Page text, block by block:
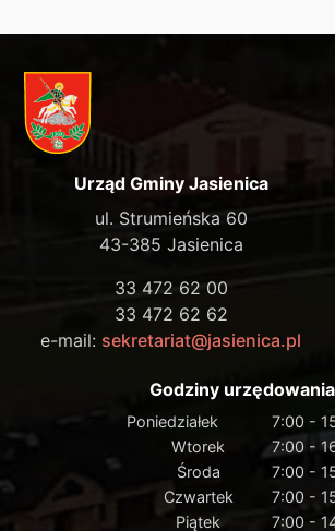
Urząd Gminy Jasienica
ul. Strumieńska 60
43-385 Jasienica
33 472 62 00
33 472 62 62
e-mail: sekretariat@jasienica.pl
Godziny
Poniedziałek
7:00 -
Wtorek
7:00 -
Środa
7:00 -
Czwartek
7:00 -
Piątek
7:00 -